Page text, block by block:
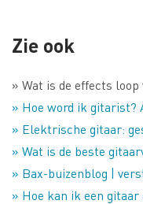
Zie ook
» Wat is de effects
» Hoe word ik gitarist?
» Elektrische gitaar:
» Wat is de beste
» Bax-buizenblog |
» Hoe kan ik een